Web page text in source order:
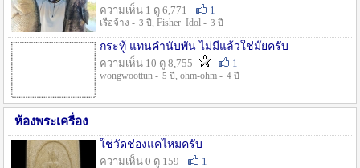
ความเห็น 1 ดู 6,771
1
เรือจ้าง - 3 ปี , Fisher_Idol - 3 ปี
กระทู้ แทนคำนับพัน ไม่มีแล้วใช่มั๊ยครับ
ความเห็น 10 ดู 8,755
1
wongwoottun - 5 ปี , ohm-ohm - 4 ปี
ห้องพระเครื่อง
ใช่วัดช่องแคไหมครับ
ความเห็น 0 ดู 159
1